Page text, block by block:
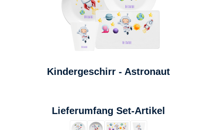
Kindergeschirr - Astronaut
Lieferumfang Set-Artikel